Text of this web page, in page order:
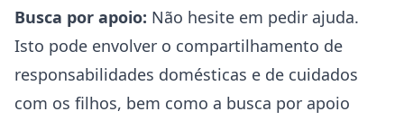
Busca por apoio: Não hesite em pedir ajuda.
Isto pode envolver o compartilhamento de
responsabilidades domésticas e de cuidados
com os filhos, bem como a busca por apoio